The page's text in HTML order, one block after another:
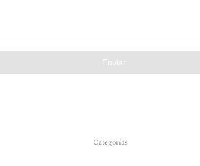
Enviar
Categorías